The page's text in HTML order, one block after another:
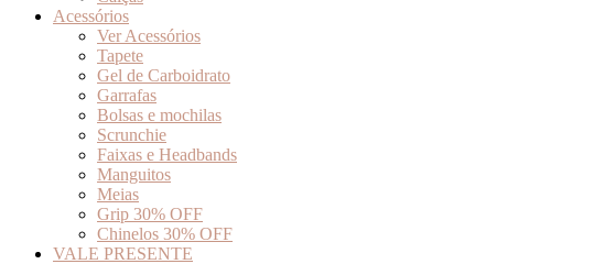
Acessórios
Ver Acessórios
Tapete
Gel de Carboidrato
Garrafas
Bolsas e mochilas
Scrunchie
Faixas e Headbands
Manguitos
Meias
Grip 30% OFF
Chinelos 30% OFF
VALE PRESENTE